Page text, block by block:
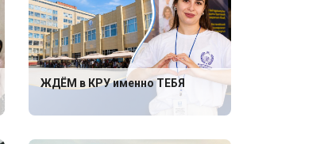
ЖДЁМ в КРУ именно ТЕБЯ